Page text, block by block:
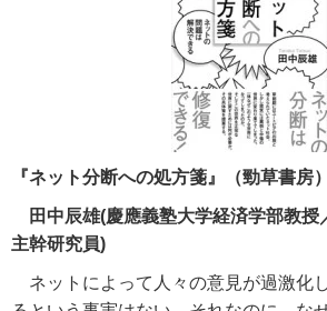
『ネット分断への処方箋』（勁草書房）
田中辰雄(慶應義塾大学経済学部教授
主幹研究員)
ネットによって人々の意見が過激化